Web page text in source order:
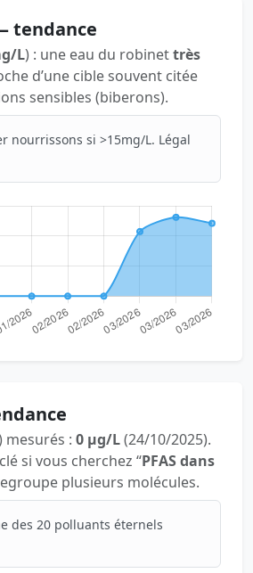
tendance
L) : une eau du robinettrès
d’une cible souvent citée
sensibles (biberons).
nourrissons si >15mg/L. Légal
mesurés : 0 µg/L(24/10/2025).
si vous cherchez “PFAS dans
plusieurs molécules.
des 20 polluants éternels